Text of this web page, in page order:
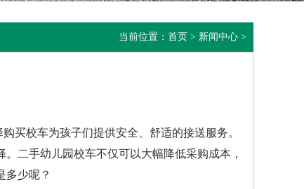
当前位置： 首页 > 新闻中心 >
买校车为孩子们提供安全、舒适的接送服务。
二手幼儿园校车不仅可以大幅降低采购成本，
多少呢？